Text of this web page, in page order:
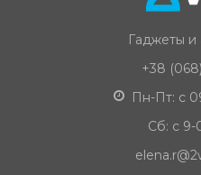
Гаджеты и
+38
Пн-Пт: с
Сб: с 9-